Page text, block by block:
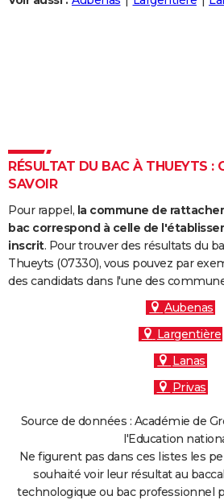
DICTIONNAIRE
Dictionnaire
Biographies
Citations
Expressions
Proverbes
PROGRAMME TV
COPAINS D'AVANT
S'inscrire
Se connecter
Lycées
Collèges
Primaires
Universités
Entreprises
Service militaire
Avis de recherche
AVIS DE DÉCÈS
FORUM
RÉSULTAT DU BAC À THUEYTS :
SAVOIR
Pour rappel, la commune de
bac correspond à celle de
inscrit. Pour trouver des résultats du
Thueyts (07330), vous pouvez par
des candidats dans l'une des
Aubenas
Largentière
Lanas
Privas
Source de données : Académie de
l'Education
Ne figurent pas dans ces listes les
souhaité voir leur résultat au
technologique ou bac professionnel